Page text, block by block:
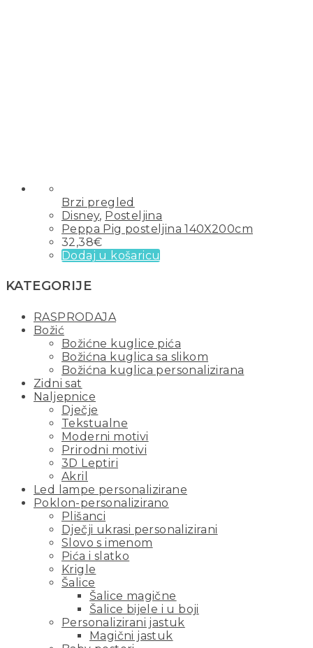
Brzi pregled
Disney, Posteljina
Peppa Pig posteljina 140X200cm
32,38€
Dodaj u košaricu
KATEGORIJE
RASPRODAJA
Božić
Božićne kuglice pića
Božićna kuglica sa slikom
Božićna kuglica personalizirana
Zidni sat
Naljepnice
Dječje
Tekstualne
Moderni motivi
Prirodni motivi
3D Leptiri
Akril
Led lampe personalizirane
Poklon-personalizirano
Plišanci
Dječji ukrasi personalizirani
Slovo s imenom
Pića i slatko
Krigle
Šalice
Šalice magične
Šalice bijele i u boji
Personalizirani jastuk
Magični jastuk